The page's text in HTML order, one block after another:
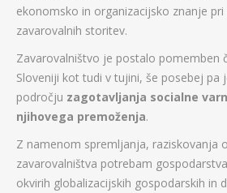
ekonomsko in organizacijsko znanje
zavarovalnih storitev.
Zavarovalništvo je postalo pomemben
Sloveniji kot tudi v tujini, še posebej pa
področju zagotavljanja socialne
njihovega premoženja.
Z namenom spremljanja, raziskovanja
zavarovalništva potrebam
okvirih globalizacijskih gospodarskih in